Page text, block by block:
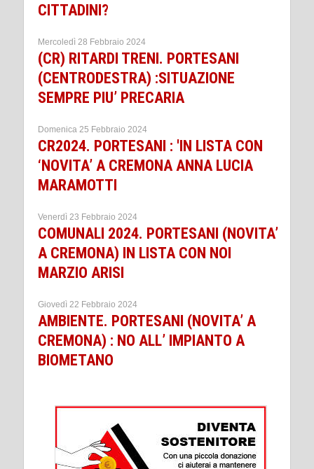
CITTADINI?
Mercoledì 28 Febbraio 2024
(CR) RITARDI TRENI. PORTESANI
(CENTRODESTRA) :SITUAZIONE
SEMPRE PIU’ PRECARIA
Domenica 25 Febbraio 2024
CR2024. PORTESANI : 'IN LISTA CON
‘NOVITA’ A CREMONA ANNA LUCIA
MARAMOTTI
Venerdì 23 Febbraio 2024
COMUNALI 2024. PORTESANI (NOVITA’
A CREMONA) IN LISTA CON NOI
MARZIO ARISI
Giovedì 22 Febbraio 2024
AMBIENTE. PORTESANI (NOVITA’ A
CREMONA) : NO ALL’ IMPIANTO A
BIOMETANO